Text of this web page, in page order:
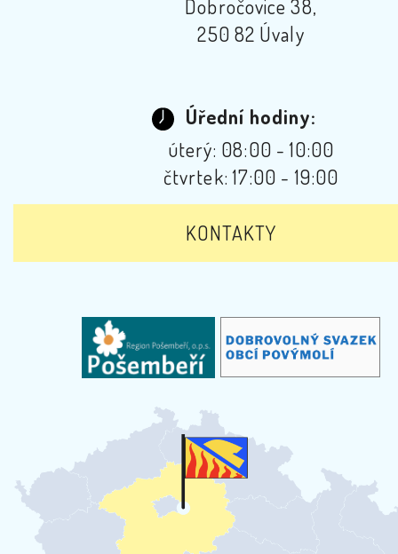
Dobročovice 38,
250 82 Úvaly
Úřední hodiny:
úterý: 08:00 - 10:00
čtvrtek: 17:00 - 19:00
KONTAKTY